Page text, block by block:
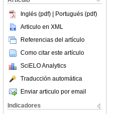
Inglés (pdf) | Portugués (pdf)
Articulo en XML
Referencias del artículo
Como citar este artículo
SciELO Analytics
Traducción automática
Enviar articulo por email
Indicadores